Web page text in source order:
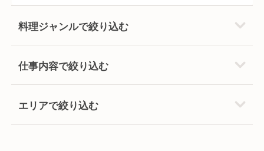
料理ジャンルで絞り込む
仕事内容で絞り込む
エリアで絞り込む